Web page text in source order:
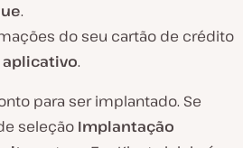
.
do seu cartão de crédito
aplicativo.
para ser implantado. Se
seleção Implantação